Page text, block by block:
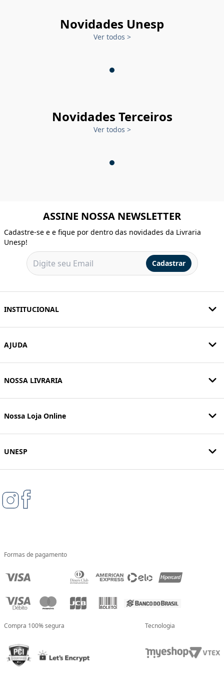
Novidades Unesp
Ver todos >
Novidades Terceiros
Ver todos >
ASSINE NOSSA NEWSLETTER
Cadastre-se e e fique por dentro das novidades da Livraria
Unesp!
Cadastrar
INSTITUCIONAL
AJUDA
NOSSA LIVRARIA
Nossa Loja Online
UNESP
Formas de pagamento
Compra 100% segura Tecnologia